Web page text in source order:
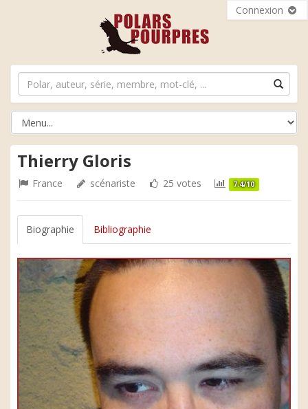
Connexion
Thierry Gloris
France scénariste 25 votes 7.4/10
Biographie Bibliographie